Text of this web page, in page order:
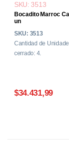
SKU: 3513
Bocadito Marroc
un
SKU: 3513
Cantidad de
cerrado: 4.
$34.431,99